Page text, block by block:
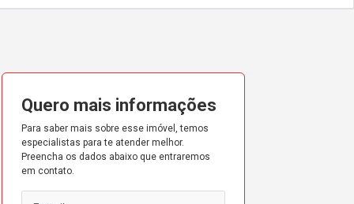
Quero mais informações
Para saber mais sobre esse imóvel, temos
especialistas para te atender melhor.
Preencha os dados abaixo que entraremos
em contato.